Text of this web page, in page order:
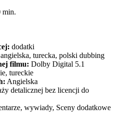
min.
dodatki
angielska, turecka, polski dubbing
filmu: Dolby Digital 5.1
tureckie
Angielska
detalicznej bez licencji do
wywiady, Sceny dodatkowe